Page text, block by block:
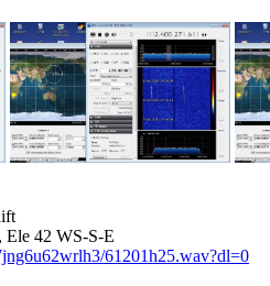
61201h25.wav?dl=0